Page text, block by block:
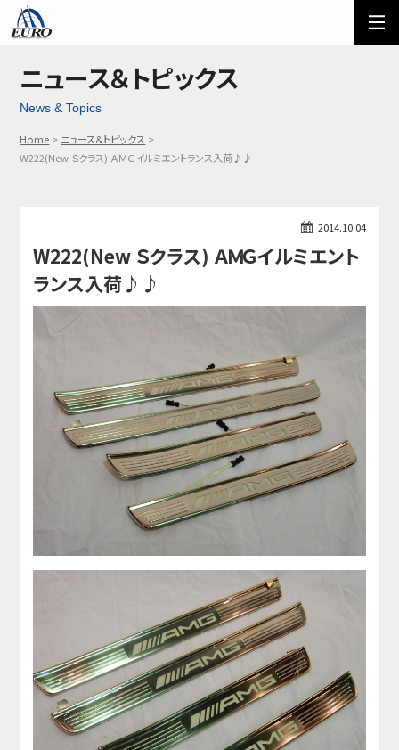
オーダーフォーム
メール問い合わせ
03-5674-7742
ニュース＆トピックス
News & Topics
Home
ニュース＆トピックス
W222(New Ｓクラス) ＡＭＧイルミエントランス入荷♪♪
2014.10.04
W222(New Ｓクラス) ＡＭＧイルミエント
ランス入荷♪♪